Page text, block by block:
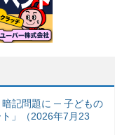
記問題に ─ 子どもの
」（2026年7月23